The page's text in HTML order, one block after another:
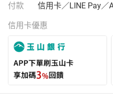
付款 信用卡／LINE Pay／
信用卡優惠